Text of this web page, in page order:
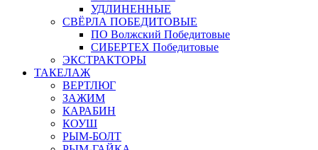
УДЛИНЕННЫЕ
СВЁРЛА ПОБЕДИТОВЫЕ
ПО Волжский Победитовые
СИБЕРТЕХ Победитовые
ЭКСТРАКТОРЫ
ТАКЕЛАЖ
ВЕРТЛЮГ
ЗАЖИМ
КАРАБИН
КОУШ
РЫМ-БОЛТ